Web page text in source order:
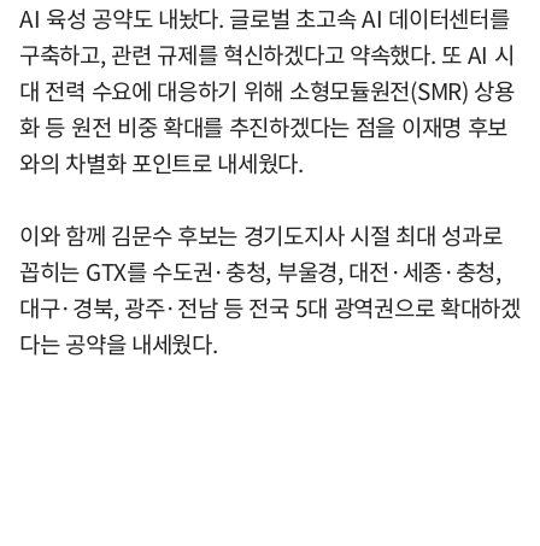
AI 육성 공약도 내놨다. 글로벌 초고속 AI 데이터센터를
구축하고, 관련 규제를 혁신하겠다고 약속했다. 또 AI 시
대 전력 수요에 대응하기 위해 소형모듈원전(SMR) 상용
화 등 원전 비중 확대를 추진하겠다는 점을 이재명 후보
와의 차별화 포인트로 내세웠다.
이와 함께 김문수 후보는 경기도지사 시절 최대 성과로
꼽히는 GTX를 수도권·충청, 부울경, 대전·세종·충청,
대구·경북, 광주·전남 등 전국 5대 광역권으로 확대하겠
다는 공약을 내세웠다.